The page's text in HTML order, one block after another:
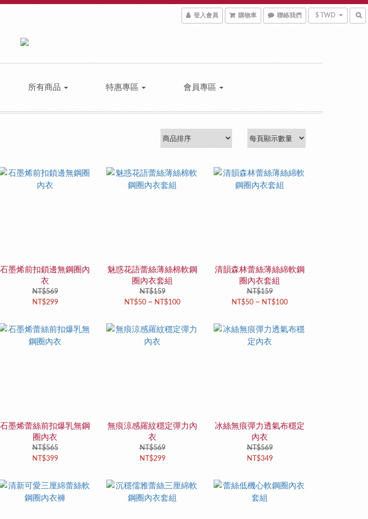
登入會員 購物車 聯絡我們 $ TWD
所有商品 特惠專區 會員專區
石墨烯前扣鎖邊無鋼圈內
衣
NT$569
NT$299
魅惑花語蕾絲薄絲棉軟鋼
圈內衣套組
NT$159
NT$50 ~ NT$100
清韻森林蕾絲薄絲綿軟鋼
圈內衣套組
NT$159
NT$50 ~ NT$100
石墨烯蕾絲前扣爆乳無鋼
圈內衣
NT$565
NT$399
無痕涼感羅紋穩定彈力內
衣
NT$569
NT$299
冰絲無痕彈力透氣布穩定
內衣
NT$569
NT$349